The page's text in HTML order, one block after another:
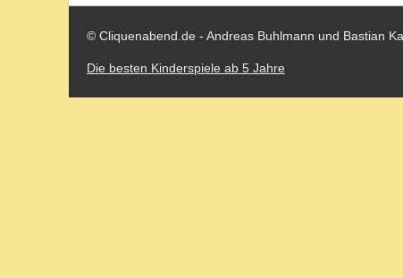
© Cliquenabend.de - Andreas Buhlmann und Bastian
Die besten Kinderspiele ab 5 Jahre